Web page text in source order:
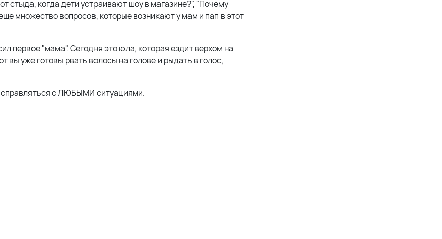
стыда, когда дети устраивают шоу в магазине?", "Почему
множество вопросов, которые возникают у мам и пап в этот
первое "мама". Сегодня это юла, которая ездит верхом на
вы уже готовы рвать волосы на голове и рыдать в голос,
справляться с ЛЮБЫМИ ситуациями.